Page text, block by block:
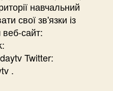
навчальний
свої зв'язки із
сайт:
Twitter:
.